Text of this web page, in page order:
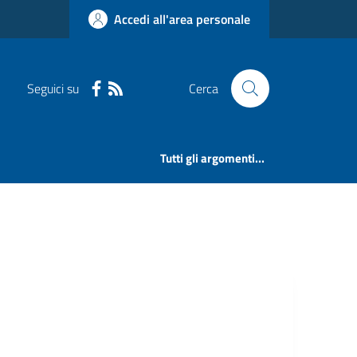
Accedi all'area personale
Seguici su Cerca
Tutti gli argomenti...